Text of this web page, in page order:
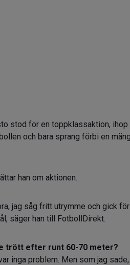
stod för en toppklassaktion,
och bara sprang förbi en
han om aktionen.
jag såg fritt utrymme och gick
säger han till FotbollDirekt.
trött efter runt 60-70 meter?
inga problem. Men som jag